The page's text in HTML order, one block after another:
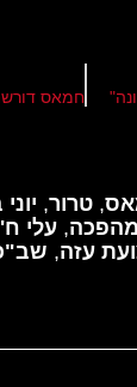
, טרור,
, עלי
עזה,